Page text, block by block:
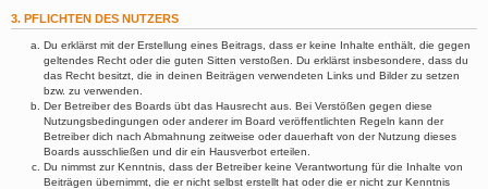
3. PFLICHTEN DES NUTZERS
Du erklärst mit der Erstellung eines Beitrags, dass er keine Inhalte enthält, die gegen
geltendes Recht oder die guten Sitten verstoßen. Du erklärst insbesondere, dass du
das Recht besitzt, die in deinen Beiträgen verwendeten Links und Bilder zu setzen
bzw. zu verwenden.
Der Betreiber des Boards übt das Hausrecht aus. Bei Verstößen gegen diese
Nutzungsbedingungen oder anderer im Board veröffentlichten Regeln kann der
Betreiber dich nach Abmahnung zeitweise oder dauerhaft von der Nutzung dieses
Boards ausschließen und dir ein Hausverbot erteilen.
Du nimmst zur Kenntnis, dass der Betreiber keine Verantwortung für die Inhalte von
Beiträgen übernimmt, die er nicht selbst erstellt hat oder die er nicht zur Kenntnis